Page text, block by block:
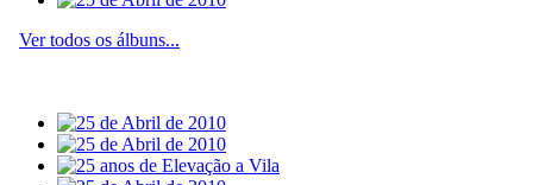
Ver todos os álbuns...